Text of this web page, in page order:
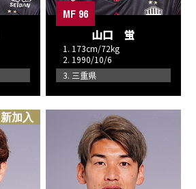
MF 96
山口 蛍
1. 173cm/72kg
2. 1990/10/6
3. 三重県
新加入